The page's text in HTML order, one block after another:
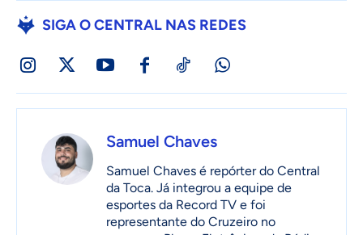
SIGA O CENTRAL NAS REDES
Samuel Chaves
Samuel Chaves é repórter do Central
da Toca. Já integrou a equipe de
esportes da Record TV e foi
representante do Cruzeiro no